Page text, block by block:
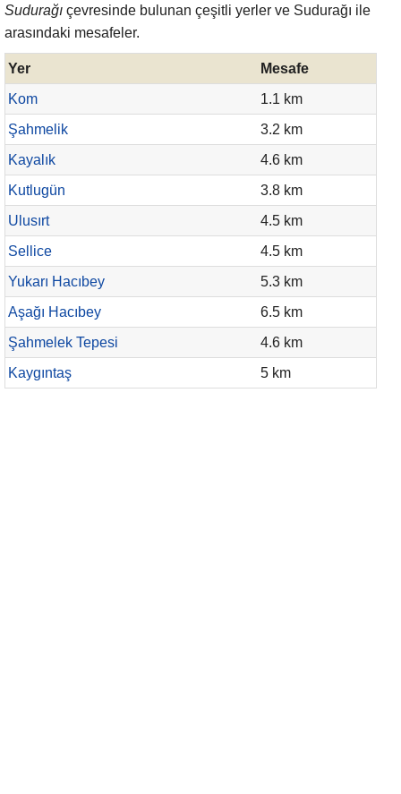
Sudurağı çevresinde bulunan çeşitli yerler ve Sudurağı ile
arasındaki mesafeler.
Yer
Mesafe
Kom
1.1 km
Şahmelik
3.2 km
Kayalık
4.6 km
Kutlugün
3.8 km
Ulusırt
4.5 km
Sellice
4.5 km
Yukarı Hacıbey
5.3 km
Aşağı Hacıbey
6.5 km
Şahmelek Tepesi
4.6 km
Kaygıntaş
5 km